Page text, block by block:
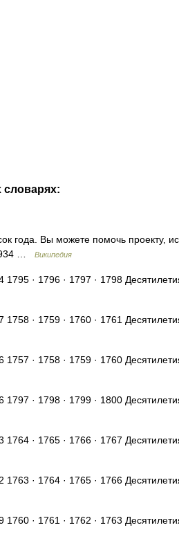
словарях:
года. Вы можете помочь проекту,
…
Википедия
· 1796 · 1797 · 1798
· 1759 · 1760 · 1761
· 1758 · 1759 · 1760
· 1798 · 1799 · 1800
· 1765 · 1766 · 1767
· 1764 · 1765 · 1766
· 1761 · 1762 · 1763